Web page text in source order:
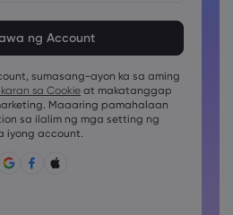
maglalaman ng hindi bababa sa
maglalaman ng hindi bababa sa
maglalaman ng hindi bababa sa
sumasang-ayon ka sa aming
sa Cookieat makatanggap
Maaaring pamahalaan
sa ilalim ng mga setting ng
iyong account.